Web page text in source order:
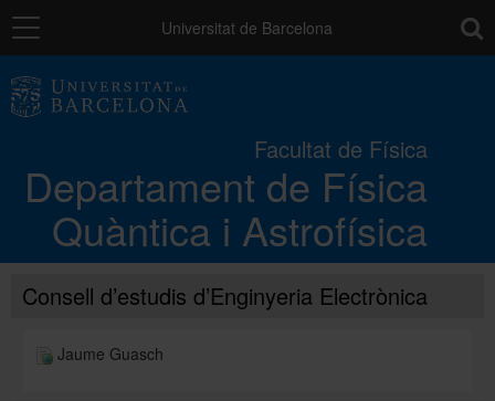
Navegació Universitat de Barcelona
Facultat de Física
Departament de Física
Quàntica i Astrofísica
El Departament
Docència
Recerca
Consell d’estudis d’Enginyeria Electrònica
Jaume Guasch